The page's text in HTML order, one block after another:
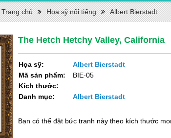
Trang chủ Họa sỹ nổi tiếng Albert Bierstadt
The Hetch Hetchy Valley, California
Họa sỹ:
Mã sản phẩm:
Kích thước:
Danh mục:
Albert Bierstadt
BIE-05
Albert Bierstadt
Bạn có thể đặt bức tranh này theo kích thước